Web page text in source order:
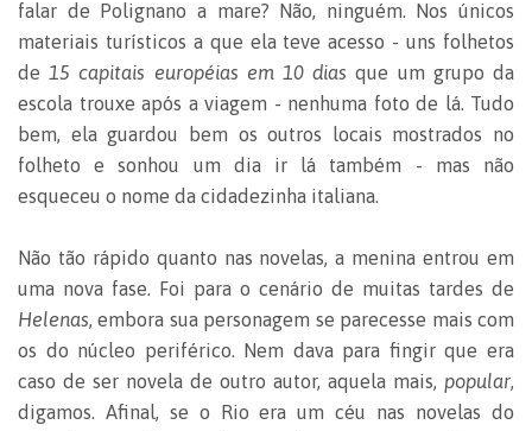
falar de Polignano a mare? Não, ninguém. Nos únicos
materiais turísticos a que ela teve acesso - uns folhetos
de 15 capitais européias em 10 dias que um grupo da
escola trouxe após a viagem - nenhuma foto de lá. Tudo
bem, ela guardou bem os outros locais mostrados no
folheto e sonhou um dia ir lá também - mas não
esqueceu o nome da cidadezinha italiana.
Não tão rápido quanto nas novelas, a menina entrou em
uma nova fase. Foi para o cenário de muitas tardes de
Helenas, embora sua personagem se parecesse mais com
os do núcleo periférico. Nem dava para fingir que era
caso de ser novela de outro autor, aquela mais, popular,
digamos. Afinal, se o Rio era um céu nas novelas do